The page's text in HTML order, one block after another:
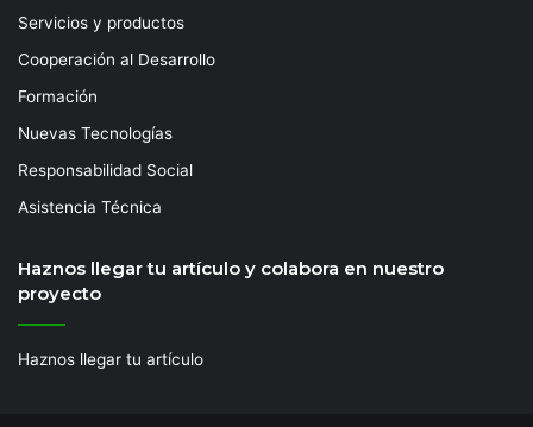
Servicios y productos
Cooperación al Desarrollo
Formación
Nuevas Tecnologías
Responsabilidad Social
Asistencia Técnica
Haznos llegar tu artículo y colabora en nuestro
proyecto
Haznos llegar tu artículo